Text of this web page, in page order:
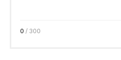
0 / 300